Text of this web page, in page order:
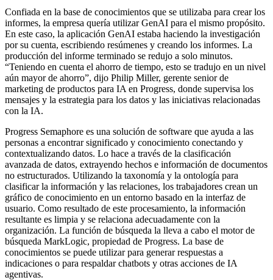
Confiada en la base de conocimientos que se utilizaba para crear los
informes, la empresa quería utilizar GenAI para el mismo propósito.
En este caso, la aplicación GenAI estaba haciendo la investigación
por su cuenta, escribiendo resúmenes y creando los informes. La
producción del informe terminado se redujo a solo minutos.
“Teniendo en cuenta el ahorro de tiempo, esto se tradujo en un nivel
aún mayor de ahorro”, dijo Philip Miller, gerente senior de
marketing de productos para IA en Progress, donde supervisa los
mensajes y la estrategia para los datos y las iniciativas relacionadas
con la IA.
Progress Semaphore es una solución de software que ayuda a las
personas a encontrar significado y conocimiento conectando y
contextualizando datos. Lo hace a través de la clasificación
avanzada de datos, extrayendo hechos e información de documentos
no estructurados. Utilizando la taxonomía y la ontología para
clasificar la información y las relaciones, los trabajadores crean un
gráfico de conocimiento en un entorno basado en la interfaz de
usuario. Como resultado de este procesamiento, la información
resultante es limpia y se relaciona adecuadamente con la
organización. La función de búsqueda la lleva a cabo el motor de
búsqueda MarkLogic, propiedad de Progress. La base de
conocimientos se puede utilizar para generar respuestas a
indicaciones o para respaldar chatbots y otras acciones de IA
agentivas.